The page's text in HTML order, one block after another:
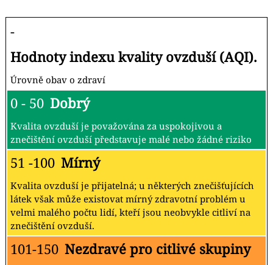
-
Hodnoty indexu kvality ovzduší (AQI).
Úrovně obav o zdraví
0 - 50 Dobrý
Kvalita ovzduší je považována za uspokojivou a
znečištění ovzduší představuje malé nebo žádné riziko
51 -100 Mírný
Kvalita ovzduší je přijatelná; u některých znečišťujících
látek však může existovat mírný zdravotní problém u
velmi malého počtu lidí, kteří jsou neobvykle citliví na
znečištění ovzduší.
101-150 Nezdravé pro citlivé skupiny